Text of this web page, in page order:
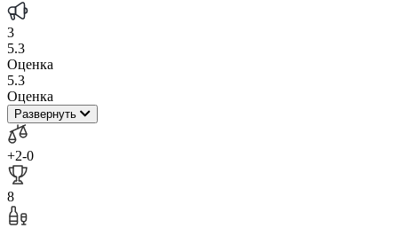
3
5.3
Оценка
5.3
Оценка
Развернуть
+2-0
8